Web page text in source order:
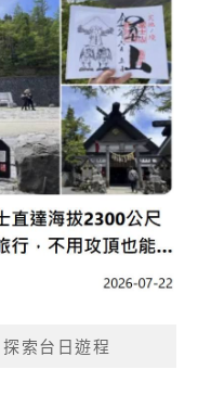
探索台日遊程